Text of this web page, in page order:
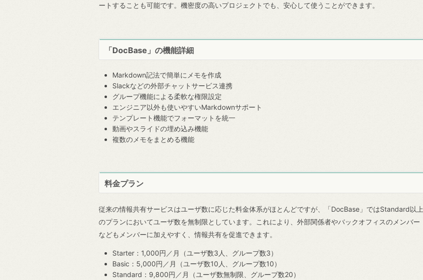
ートすることも可能です。機密度の高いプロジェクトでも、安心して使うことができます。
「DocBase」の機能詳細
Markdown記法で簡単にメモを作成
Slackなどの外部チャットサービス連携
グループ機能による柔軟な権限設定
エンジニア以外も使いやすいMarkdownサポート
テンプレート機能でフォーマットを統一
動画やスライドの埋め込み機能
複数のメモをまとめる機能
料金プラン
従来の情報共有サービスはユーザ数に応じた料金体系がほとんどですが、「DocBase」ではStandard以上
のプランにおいてユーザ数を無制限としています。これにより、外部関係者やバックオフィスのメンバー
などもメンバーに加えやすく、情報共有を促進できます。
Starter：1,000円／月（ユーザ数3人、グループ数3）
Basic：5,000円／月（ユーザ数10人、グループ数10）
Standard：9,800円／月（ユーザ数無制限、グループ数20）